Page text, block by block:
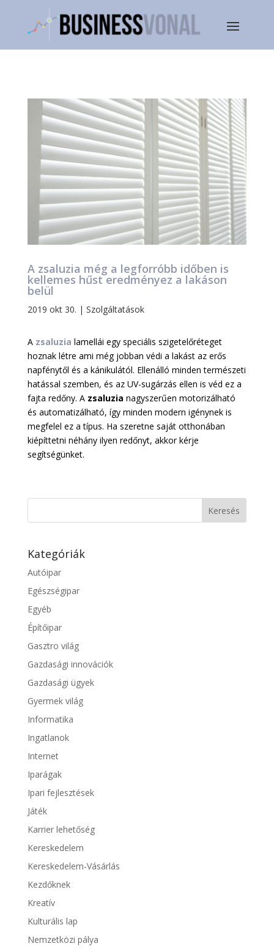
A zsaluzia még a legforróbb időben is
kellemes hűst eredményez a lakáson
belül
2019 okt 30. | Szolgáltatások
A zsaluzia lamellái egy speciális szigetelőréteget
hoznak létre ami még jobban védi a lakást az erős
napfénytől és a kánikulától. Ellenálló minden természeti
hatással szemben, és az UV-sugárzás ellen is véd ez a
fajta redőny. A zsaluzia nagyszerűen motorizálható
és automatizálható, így minden modern igénynek is
megfelel ez a típus. Ha szeretne saját otthonában
kiépíttetni néhány ilyen redőnyt, akkor kérje
segítségünket.
Kategóriák
Autóipar
Egészségipar
Egyéb
Építőipar
Gasztro világ
Gazdasági innovációk
Gazdasági ügyek
Gyermek világ
Informatika
Ingatlanok
Internet
Iparágak
Ipari fejlesztések
Játék
Karrier lehetőség
Kereskedelem
Kereskedelem-Vásárlás
Kezdőknek
Kreatív
Kulturális lap
Nemzetközi pálya